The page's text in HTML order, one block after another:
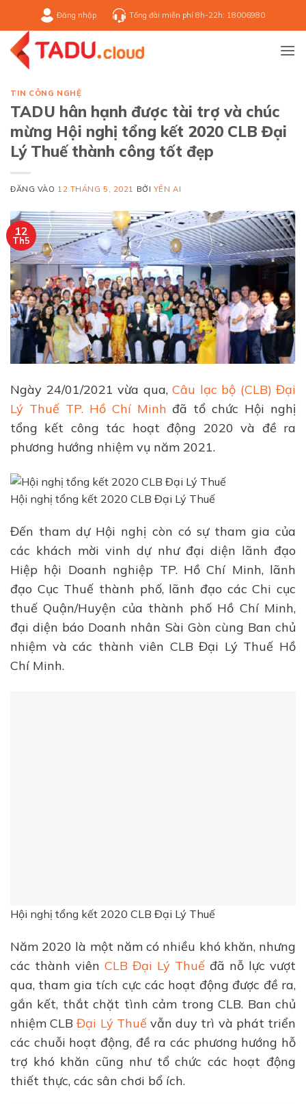
nội
dung
Đăng nhập Tổng đài miễn phí 8h-22h: 18006980
TIN CÔNG NGHỆ
TADU hân hạnh được tài trợ và chúc
mừng Hội nghị tổng kết 2020 CLB Đại
Lý Thuế thành công tốt đẹp
ĐĂNG VÀO 12 THÁNG 5, 2021 BỞI YÊN AI
12
Th5
Ngày 24/01/2021 vừa qua, Câu lạc bộ (CLB) Đại
Lý Thuế TP. Hồ Chí Minh đã tổ chức Hội nghị
tổng kết công tác hoạt động 2020 và đề ra
phương hướng nhiệm vụ năm 2021.
Hội nghị tổng kết 2020 CLB Đại Lý Thuế
Đến tham dự Hội nghị còn có sự tham gia của
các khách mời vinh dự như đại diện lãnh đạo
Hiệp hội Doanh nghiệp TP. Hồ Chí Minh, lãnh
đạo Cục Thuế thành phố, lãnh đạo các Chi cục
thuế Quận/Huyện của thành phố Hồ Chí Minh,
đại diện báo Doanh nhân Sài Gòn cùng Ban chủ
nhiệm và các thành viên CLB Đại Lý Thuế Hồ
Chí Minh.
Hội nghị tổng kết 2020 CLB Đại Lý Thuế
Năm 2020 là một năm có nhiều khó khăn, nhưng
các thành viên CLB Đại Lý Thuế đã nỗ lực vượt
qua, tham gia tích cực các hoạt động được đề ra,
gắn kết, thắt chặt tình cảm trong CLB. Ban chủ
nhiệm CLBĐại Lý Thuếvẫn duy trì và phát triển
các chuỗi hoạt động, đề ra các phương hướng hỗ
trợ khó khăn cũng như tổ chức các hoạt động
thiết thực, các sân chơi bổ ích.